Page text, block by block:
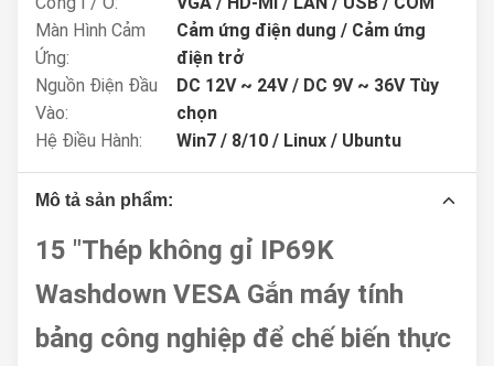
Màn Hình Cảm
Ứng:
Cảm ứng điện dung / Cảm ứng
điện trở
Nguồn Điện Đầu
Vào:
DC 12V ~ 24V / DC 9V ~ 36V Tùy
chọn
Hệ Điều Hành:
Win7 / 8/10 / Linux / Ubuntu
Mô tả sản phẩm:
15 "Thép không gỉ IP69K
Washdown VESA Gắn máy tính
bảng công nghiệp để chế biến thực